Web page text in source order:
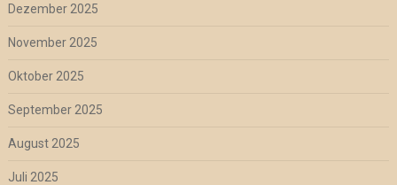
Dezember 2025
November 2025
Oktober 2025
September 2025
August 2025
Juli 2025